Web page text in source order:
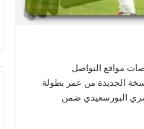
مواقع التواصل
الجديدة من عمر بطولة
مع غريمه المصري البورسعيدي ضمن